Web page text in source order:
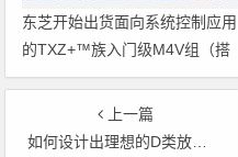
东芝开始出货面向系统控制应用
的TXZ+™族入门级M4V组（搭
载Arm Cortex‑M4内核的标准微
控制器）工程样品
上一篇
如何设计出理想的D类放大器？